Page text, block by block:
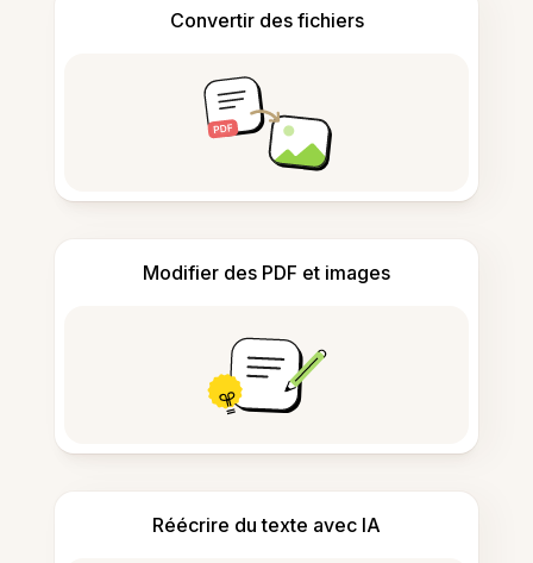
Convertir des fichiers
Modifier des PDF et images
Réécrire du texte avec IA